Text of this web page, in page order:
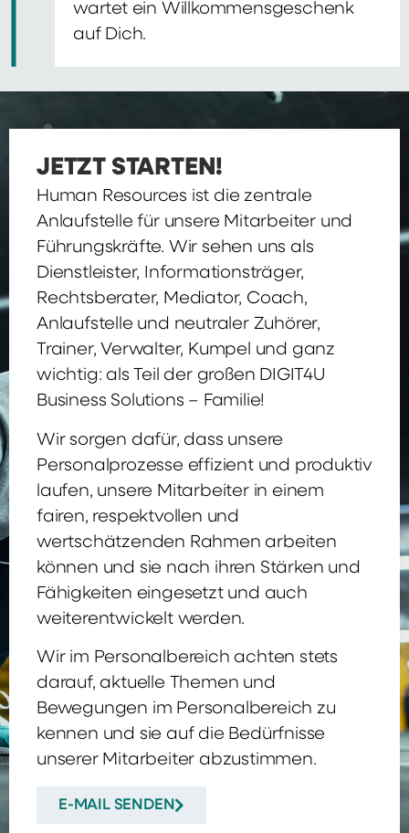
wartet ein Willkommensgeschenk
auf Dich.
JETZT STARTEN!
Human Resources ist die zentrale
Anlaufstelle für unsere Mitarbeiter und
Führungskräfte. Wir sehen uns als
Dienstleister, Informationsträger,
Rechtsberater, Mediator, Coach,
Anlaufstelle und neutraler Zuhörer,
Trainer, Verwalter, Kumpel und ganz
wichtig: als Teil der großen DIGIT4U
Business Solutions – Familie!
Wir sorgen dafür, dass unsere
Personalprozesse effizient und produktiv
laufen, unsere Mitarbeiter in einem
fairen, respektvollen und
wertschätzenden Rahmen arbeiten
können und sie nach ihren Stärken und
Fähigkeiten eingesetzt und auch
weiterentwickelt werden.
Wir im Personalbereich achten stets
darauf, aktuelle Themen und
Bewegungen im Personalbereich zu
kennen und sie auf die Bedürfnisse
unserer Mitarbeiter abzustimmen.
E-MAIL SENDEN